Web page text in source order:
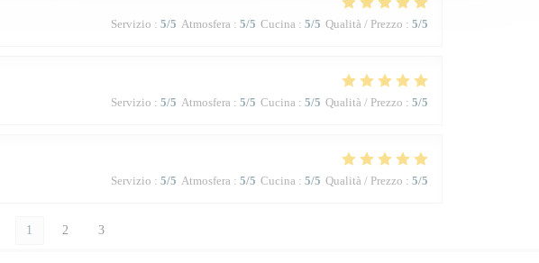
Servizio : 5/5 Atmosfera : 5/5 Cucina : 5/5 Qualità / Prezzo : 5/5
Servizio : 5/5 Atmosfera : 5/5 Cucina : 5/5 Qualità / Prezzo : 5/5
Servizio : 5/5 Atmosfera : 5/5 Cucina : 5/5 Qualità / Prezzo : 5/5
1 2 3